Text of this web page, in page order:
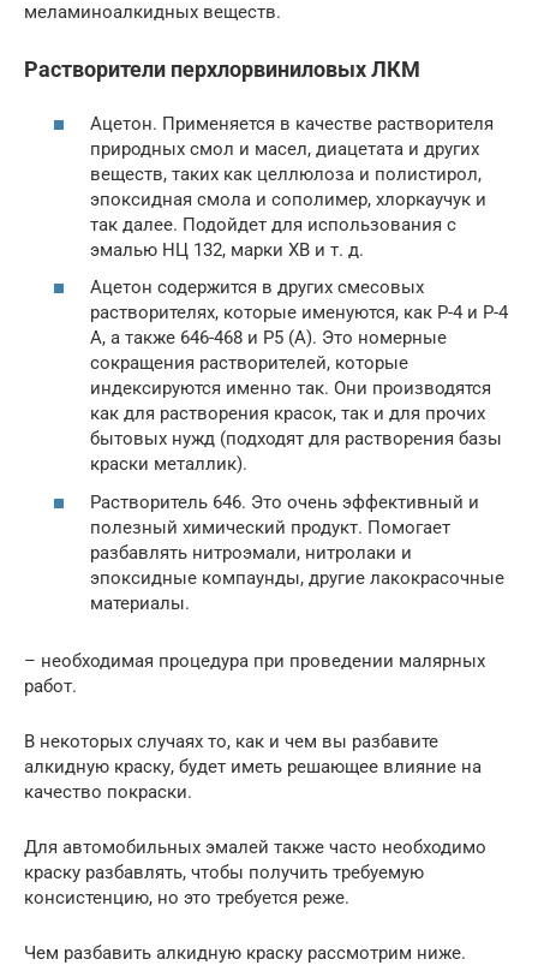
меламиноалкидных веществ.
Растворители перхлорвиниловых ЛКМ
Ацетон. Применяется в качестве растворителя
природных смол и масел, диацетата и других
веществ, таких как целлюлоза и полистирол,
эпоксидная смола и сополимер, хлоркаучук и
так далее. Подойдет для использования с
эмалью НЦ 132, марки ХВ и т. д.
Ацетон содержится в других смесовых
растворителях, которые именуются, как Р-4 и Р-4
А, а также 646-468 и Р5 (А). Это номерные
сокращения растворителей, которые
индексируются именно так. Они производятся
как для растворения красок, так и для прочих
бытовых нужд (подходят для растворения базы
краски металлик).
Растворитель 646. Это очень эффективный и
полезный химический продукт. Помогает
разбавлять нитроэмали, нитролаки и
эпоксидные компаунды, другие лакокрасочные
материалы.
– необходимая процедура при проведении малярных
работ.
В некоторых случаях то, как и чем вы разбавите
алкидную краску, будет иметь решающее влияние на
качество покраски.
Для автомобильных эмалей также часто необходимо
краску разбавлять, чтобы получить требуемую
консистенцию, но это требуется реже.
Чем разбавить алкидную краску рассмотрим ниже.